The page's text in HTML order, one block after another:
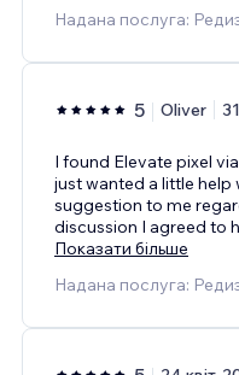
Надана послуга:
5 Oliver
I found Elevate pixel
just wanted a little help
suggestion to me
discussion I agreed to
Показати більше
Надана послуга: